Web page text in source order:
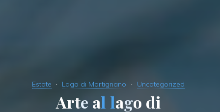
Estate Lago di Martignano Uncategorized
Arte al lago di